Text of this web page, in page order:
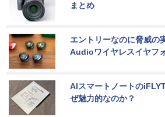
まとめ
エントリーなのに脅威
Audioワイヤレスイヤフ
AIスマートノートの
ぜ魅力的なのか？